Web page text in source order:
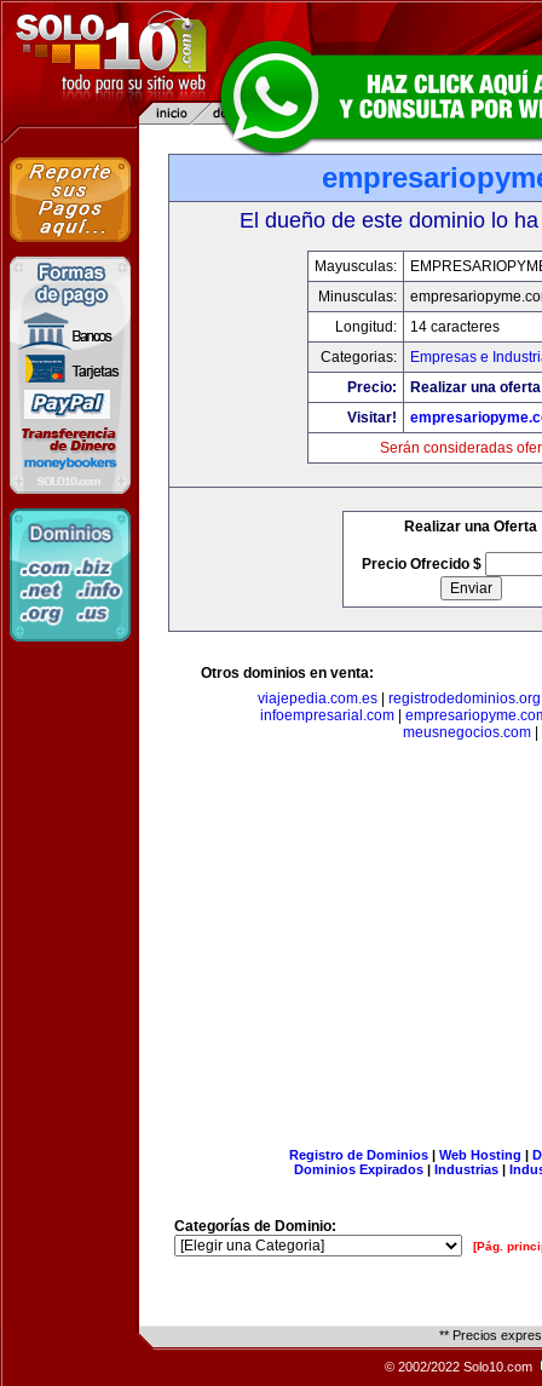
El dueño de este dominio lo
Mayusculas:
Minusculas:
Longitud:
14 caracteres
Categorias:
Empresas e
Precio:
Realizar una
Visitar!
Serán consideradas
Realizar una Oferta
Precio Ofrecido $
Otros dominios en venta:
viajepedia.com.es| registrodedominios.org
infoempresarial.com|
meusnegocios.com
Registro de Dominios| Web Hosting |
Dominios Expirados | Industrias |
Categorías de Dominio:
[Pág.
** Precios
© 2002/2022 Solo10.com